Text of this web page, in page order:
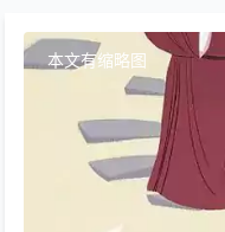
本文有缩略图